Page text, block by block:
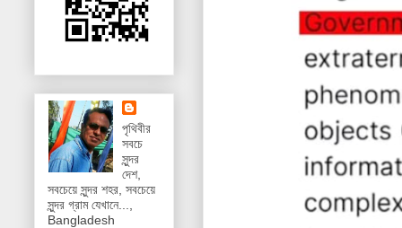
পৃথিবীর
সবচে
সুন্দর
দেশ,
সবচেয়ে সুন্দর শহর, সবচেয়ে
সুন্দর গ্রাম যেখানে...,
Bangladesh